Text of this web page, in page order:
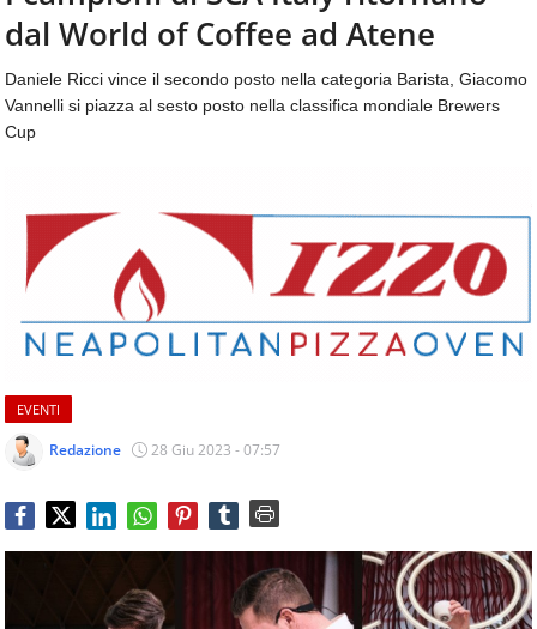
aggiornamenti
quotidiani
temi
come
ospitalità,
&
beverage,
catering
e
quotidiani
mondo
dell'alimentazione,
dei
consumi
CONTATTI
dal World of Coffee ad Atene
Daniele Ricci vince il secondo posto nella categoria Barista, Giacomo
Vannelli si piazza al sesto posto nella classifica mondiale Brewers
Cup
EVENTI
Redazione 28 Giu 2023 - 07:57